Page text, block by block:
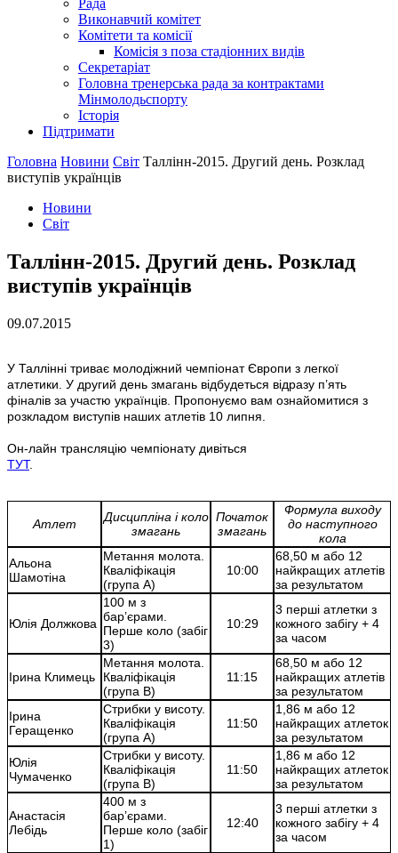
Виконавчий комітет
Комітети та комісії
Комісія з поза стадіонних видів
Секретаріат
Головна тренерська рада за контрактами
Мінмолодьспорту
Історія
Підтримати
Головна Новини Світ Таллінн-2015. Другий день. Розклад
виступів українців
Новини
Світ
Таллінн-2015. Другий день. Розклад
виступів українців
09.07.2015
У Таллінні триває молодіжний чемпіонат Європи з легкої
атлетики. У другий день змагань відбудеться відразу п’ять
фіналів за участю українців. Пропонуємо вам ознайомитися з
розкладом виступів наших атлетів 10 липня.
Он-лайн трансляцію чемпіонату дивіться
ТУТ.
Атлет
Дисципліна і коло
змагань
Початок
змагань
Формула виходу
до наступного
кола
Альона
Шамотіна
Метання молота.
Кваліфікація
(група А)
10:00
68,50 м або 12
найкращих атлетів
за результатом
Юлія Должкова
100 м з
бар’єрами.
Перше коло (забіг
3)
10:29
3 перші атлетки з
кожного забігу + 4
за часом
Ірина Климець
Метання молота.
Кваліфікація
(група В)
11:15
68,50 м або 12
найкращих атлетів
за результатом
Ірина
Геращенко
Стрибки у висоту.
Кваліфікація
(група А)
11:50
1,86 м або 12
найкращих атлеток
за результатом
Юлія
Чумаченко
Стрибки у висоту.
Кваліфікація
(група В)
11:50
1,86 м або 12
найкращих атлеток
за результатом
Анастасія
Лебідь
400 м з
бар’єрами.
Перше коло (забіг
1)
12:40
3 перші атлетки з
кожного забігу + 4
за часом